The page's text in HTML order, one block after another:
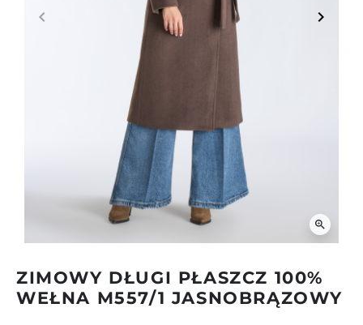
Poprzedni
keyboard_arrow_left keyboard_arrow_right
zoom_in
ZIMOWY DŁUGI PŁASZCZ 100%
WEŁNA M557/1 JASNOBRĄZOWY